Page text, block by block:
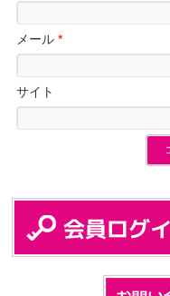
メール*
サイト